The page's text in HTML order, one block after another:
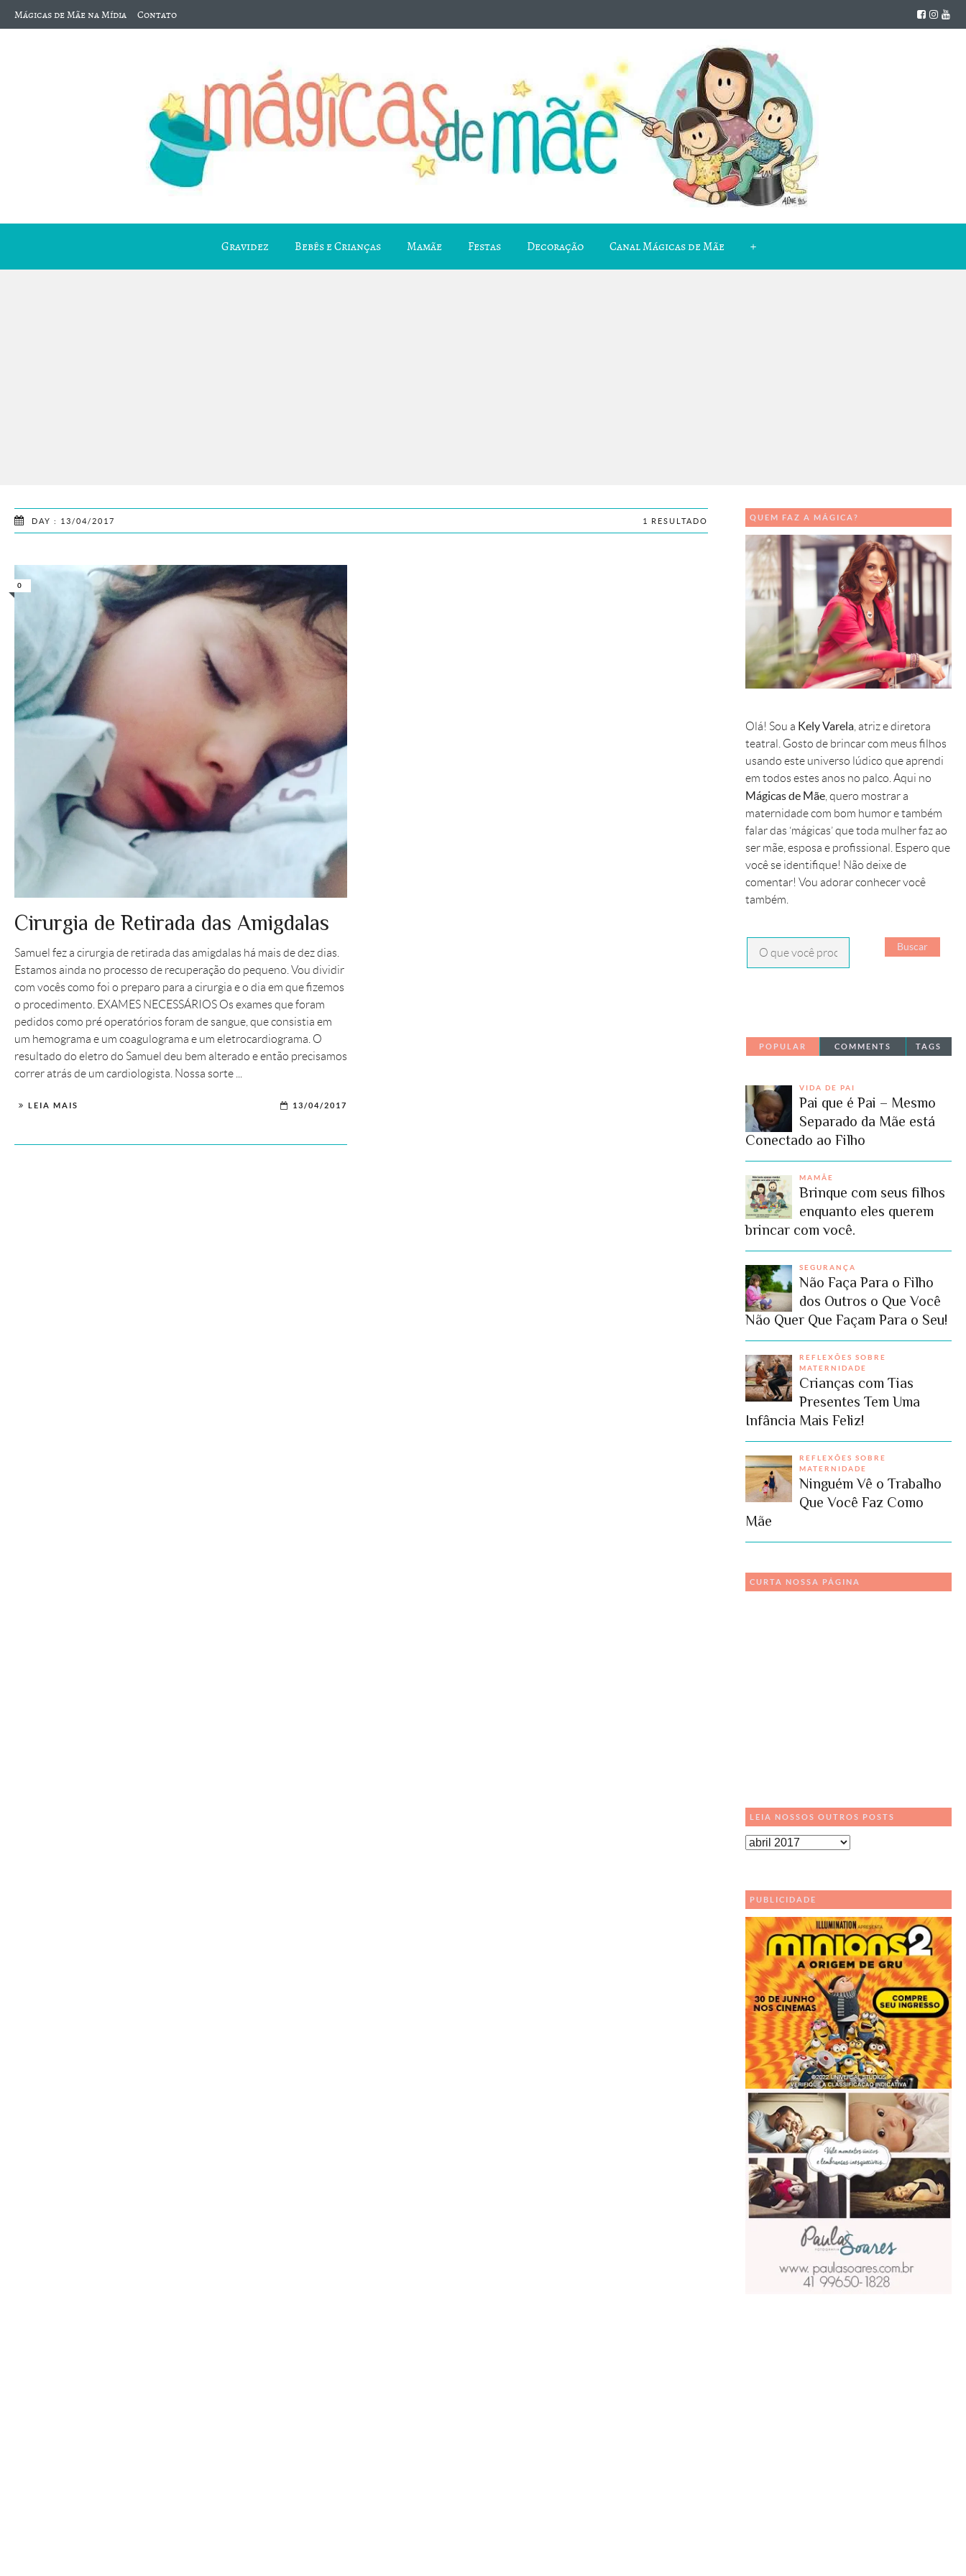
Mágicas de Mãe na Mídia Contato
Gravidez Bebês e Crianças Mamãe Festas Decoração Canal Mágicas de Mãe +
DAY : 13/04/2017 1 RESULTADO
0
Cirurgia de Retirada das Amigdalas
Samuel fez a cirurgia de retirada das amigdalas há mais de dez dias.
Estamos ainda no processo de recuperação do pequeno. Vou dividir
com vocês como foi o preparo para a cirurgia e o dia em que fizemos
o procedimento. EXAMES NECESSÁRIOS Os exames que foram
pedidos como pré operatórios foram de sangue, que consistia em
um hemograma e um coagulograma e um eletrocardiograma. O
resultado do eletro do Samuel deu bem alterado e então precisamos
correr atrás de um cardiologista. Nossa sorte ...
LEIA MAIS 13/04/2017
QUEM FAZ A MÁGICA?
Olá! Sou a Kely Varela , atriz e diretora
teatral. Gosto de brincar com meus filhos
usando este universo lúdico que aprendi
em todos estes anos no palco. Aqui no
Mágicas de Mãe , quero mostrar a
maternidade com bom humor e também
falar das ‘mágicas’ que toda mulher faz ao
ser mãe, esposa e profissional. Espero que
você se identifique! Não deixe de
comentar! Vou adorar conhecer você
também.
POPULAR COMMENTS TAGS
VIDA DE PAI
Pai que é Pai – Mesmo
Separado da Mãe está
Conectado ao Filho
MAMÃE
Brinque com seus filhos
enquanto eles querem
brincar com você.
SEGURANÇA
Não Faça Para o Filho
dos Outros o Que Você
Não Quer Que Façam Para o Seu!
REFLEXÕES SOBRE
MATERNIDADE
Crianças com Tias
Presentes Tem Uma
Infância Mais Feliz!
REFLEXÕES SOBRE
MATERNIDADE
Ninguém Vê o Trabalho
Que Você Faz Como
Mãe
CURTA NOSSA PÁGINA
LEIA NOSSOS OUTROS POSTS
Leia
Posts
PUBLICIDADE